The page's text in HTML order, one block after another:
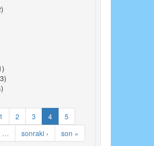
1 2 3 4
5
… sonraki › son »